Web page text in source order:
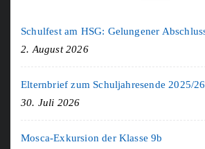
2. August 2026
Elternbrief zum Schuljahresende 2025/26
30. Juli 2026
Mosca-Exkursion der Klasse 9b